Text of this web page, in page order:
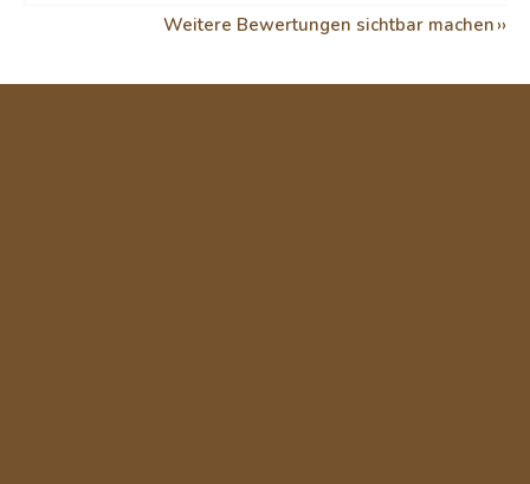
Weitere Bewertungen sichtbar machen